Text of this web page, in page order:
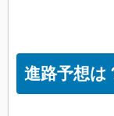
進路予想は